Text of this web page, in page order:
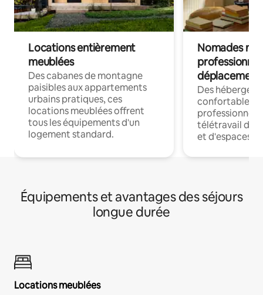
Locations entièrement
meublées
Des cabanes de montagne
paisibles aux appartements
urbains pratiques, ces
locations meublées offrent
tous les équipements d'un
logement standard.
Nomades
déplacement
Des
confortables
professionnels
télétravail
et d'espaces
Équipements et avantages des séjours
longue durée
Locations meublées